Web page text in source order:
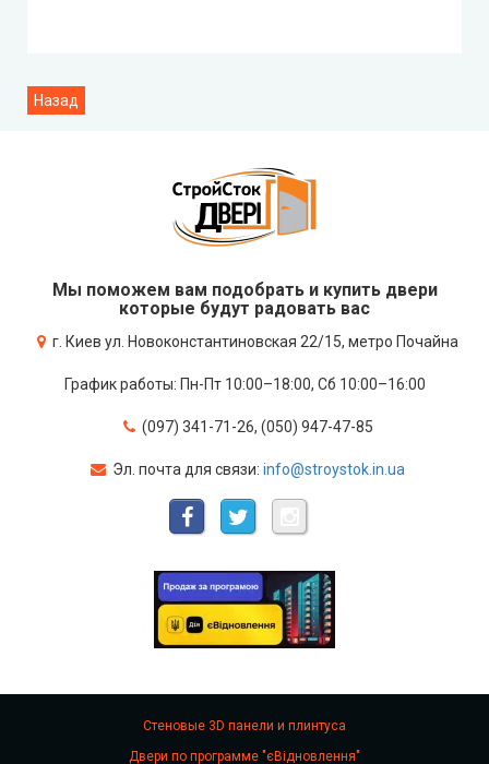
Мы поможем вам подобрать и купить двери
которые будут радовать вас
г. Киев ул. Новоконстантиновская 22/15, метро Почайна
График работы: Пн-Пт 10:00–18:00, Сб 10:00–16:00
(097) 341-71-26, (050) 947-47-85
Эл. почта для связи: info@stroystok.in.ua
Стеновые 3D панели и плинтуса
Двери по программе "єВідновлення"